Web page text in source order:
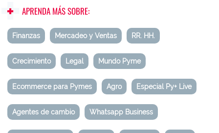
APRENDA MÁS SOBRE:
Finanzas Mercadeo y Ventas RR. HH.
Crecimiento Legal Mundo Pyme
Ecommerce para Pymes Agro Especial Py+ Live
Agentes de cambio Whatsapp Business